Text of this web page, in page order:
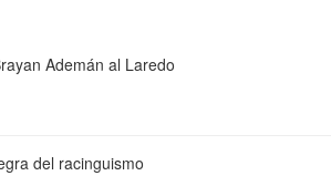
Ademán al Laredo
del racinguismo